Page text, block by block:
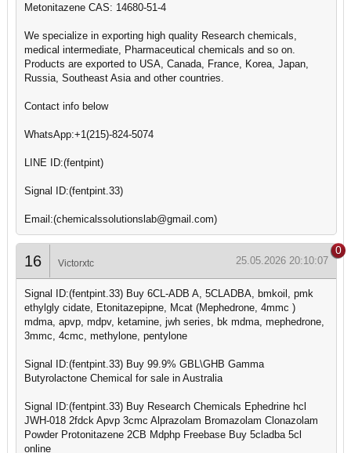
Metonitazene CAS: 14680-51-4
We specialize in exporting high quality Research chemicals,
medical intermediate, Pharmaceutical chemicals and so on.
Products are exported to USA, Canada, France, Korea, Japan,
Russia, Southeast Asia and other countries.
Contact info below
WhatsApp:+1(215)-824-5074
LINE ID:(fentpint)
Signal ID:(fentpint.33)
Email:(chemicalssolutionslab@gmail.com)
0
16 Victorxtc 25.05.2026 20:10:07
Signal ID:(fentpint.33) Buy 6CL-ADB A, 5CLADBA, bmkoil, pmk
ethylgly cidate, Etonitazepipne, Mcat (Mephedrone, 4mmc )
mdma, apvp, mdpv, ketamine, jwh series, bk mdma, mephedrone,
3mmc, 4cmc, methylone, pentylone
Signal ID:(fentpint.33) Buy 99.9% GBL\GHB Gamma
Butyrolactone Chemical for sale in Australia
Signal ID:(fentpint.33) Buy Research Chemicals Ephedrine hcl
JWH-018 2fdck Apvp 3cmc Alprazolam Bromazolam Clonazolam
Powder Protonitazene 2CB Mdphp Freebase Buy 5cladba 5cl
online